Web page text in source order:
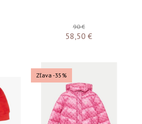
90 €
58,50 €
Zľava -35%